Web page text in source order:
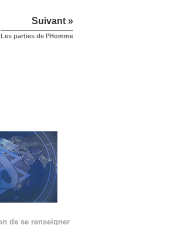
Suivant »
Les parties de l’Homme
de se renseigner